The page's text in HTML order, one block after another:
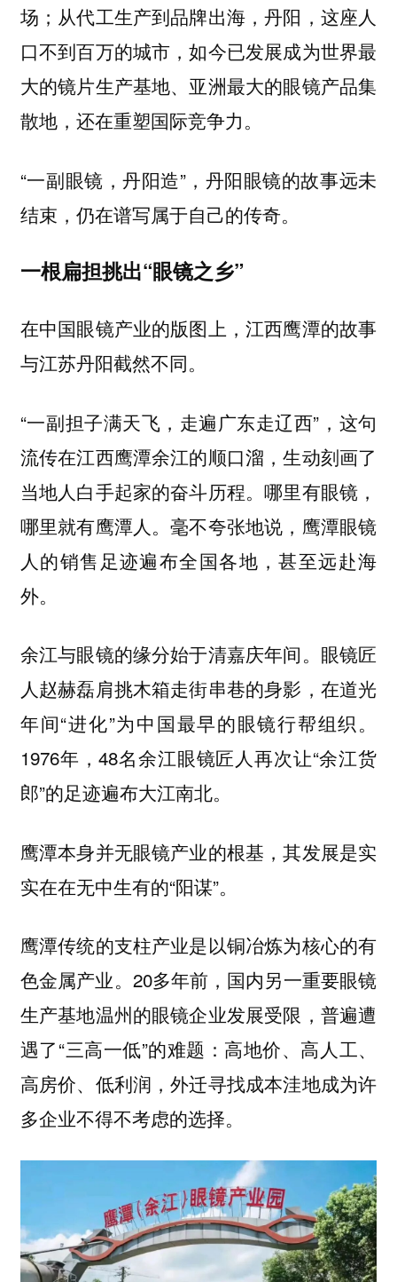
场；从代工生产到品牌出海，丹阳，这座人
口不到百万的城市，如今已发展成为世界最
大的镜片生产基地、亚洲最大的眼镜产品集
散地，还在重塑国际竞争力。
“一副眼镜，丹阳造”，丹阳眼镜的故事远未
结束，仍在谱写属于自己的传奇。
一根扁担挑出“眼镜之乡”
在中国眼镜产业的版图上，江西鹰潭的故事
与江苏丹阳截然不同。
“一副担子满天飞，走遍广东走辽西”，这句
流传在江西鹰潭余江的顺口溜，生动刻画了
当地人白手起家的奋斗历程。哪里有眼镜，
哪里就有鹰潭人。毫不夸张地说，鹰潭眼镜
人的销售足迹遍布全国各地，甚至远赴海
外。
余江与眼镜的缘分始于清嘉庆年间。眼镜匠
人赵赫磊肩挑木箱走街串巷的身影，在道光
年间“进化”为中国最早的眼镜行帮组织。
1976年，48名余江眼镜匠人再次让“余江货
郎”的足迹遍布大江南北。
鹰潭本身并无眼镜产业的根基，其发展是实
实在在无中生有的“阳谋”。
鹰潭传统的支柱产业是以铜冶炼为核心的有
色金属产业。20多年前，国内另一重要眼镜
生产基地温州的眼镜企业发展受限，普遍遭
遇了“三高一低”的难题：高地价、高人工、
高房价、低利润，外迁寻找成本洼地成为许
多企业不得不考虑的选择。